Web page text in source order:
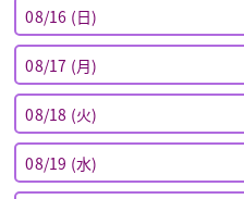
08/16 (日)
08/17 (月)
08/18 (火)
08/19 (水)